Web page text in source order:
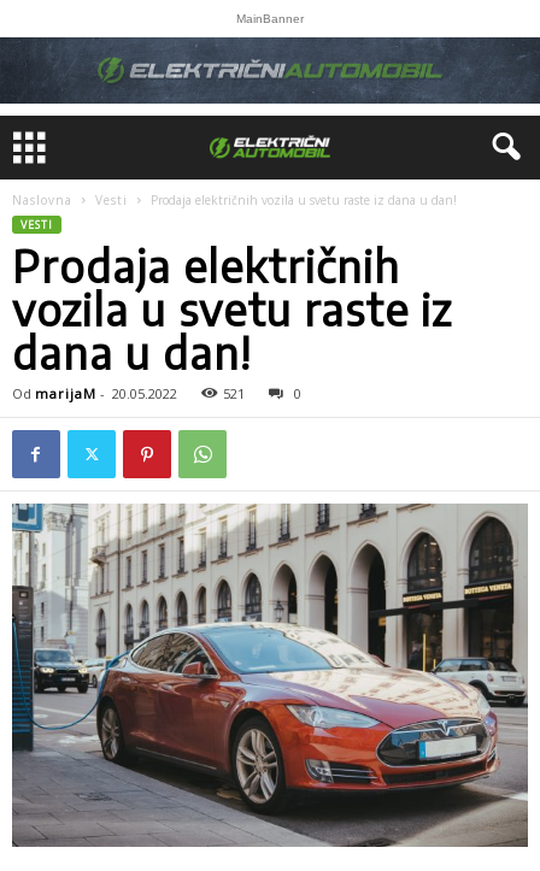
MainBanner
Naslovna Vesti Prodaja električnih vozila u svetu raste iz dana u dan!
VESTI
Prodaja električnih
vozila u svetu raste iz
dana u dan!
Od marijaM - 20.05.2022 521 0